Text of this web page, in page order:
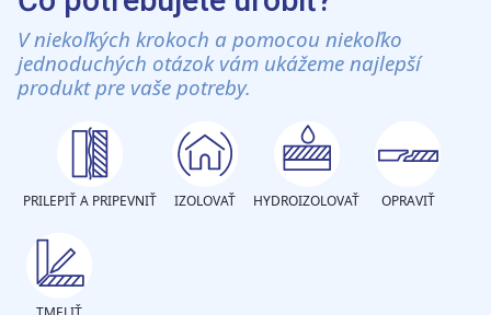
V niekoľkých krokoch a pomocou niekoľko
jednoduchých otázok vám ukážeme najlepší
produkt pre vaše potreby.
PRILEPIŤ A PRIPEVNIŤ IZOLOVAŤ HYDROIZOLOVAŤ OPRAVIŤ